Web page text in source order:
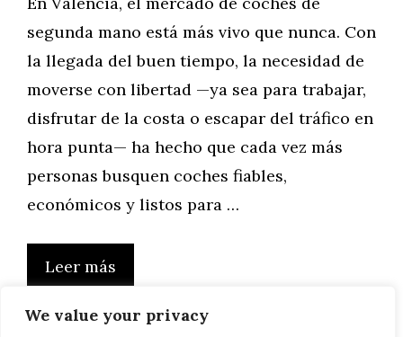
We value your privacy
segunda mano está más vivo que nunca. Con
la llegada del buen tiempo, la necesidad de
moverse con libertad —ya sea para trabajar,
disfrutar de la costa o escapar del tráfico en
hora punta— ha hecho que cada vez más
personas busquen coches fiables,
económicos y listos para …
Leer más